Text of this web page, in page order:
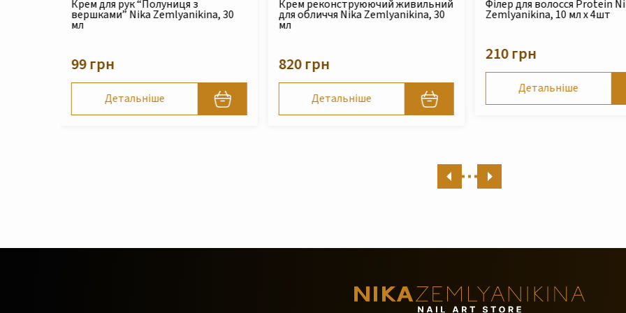
Крем реконструюючий живильний
для обличчя Nika Zemlyanikina, 30
мл
820 грн
Детальніше
Філер для волосся Protein Nika
Zemlyanikina, 10 мл x 4шт
210 грн
Детальніше
Безсульфатний очищуючий
шампунь для сухого та
пошкодженого волосся Nika
490 грн
Детальніше